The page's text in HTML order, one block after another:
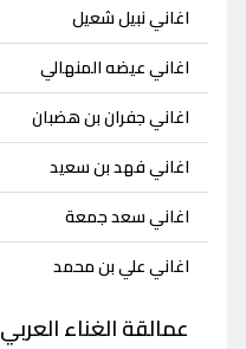
اغاني نبيل شعيل
اغاني عيضه المنهالي
اغاني جفران بن هضبان
اغاني فهد بن سعيد
اغاني سعد جمعة
اغاني علي بن محمد
عمالقة الغناء العربي